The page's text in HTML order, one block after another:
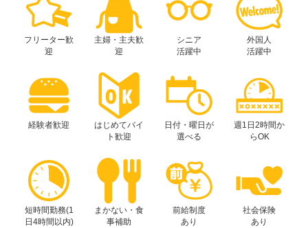
フリーター歓
迎
主婦・主夫歓
迎
シニア
活躍中
外国人
活躍中
経験者歓迎
はじめてバイ
ト歓迎
日付・曜日が
選べる
週1日2時間か
らOK
短時間勤務(1
日4時間以内)
まかない・食
事補助
前給制度
あり
社会保険
あり